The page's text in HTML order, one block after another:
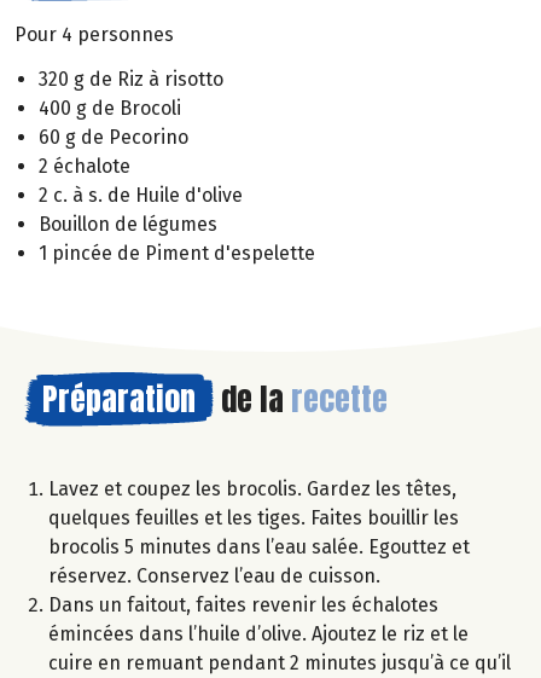
Pour 4 personnes
320 g de Riz à risotto
400 g de Brocoli
60 g de Pecorino
2 échalote
2 c. à s. de Huile d'olive
Bouillon de légumes
1 pincée de Piment d'espelette
Préparation de la recette
Lavez et coupez les brocolis. Gardez les têtes,
quelques feuilles et les tiges. Faites bouillir les
brocolis 5 minutes dans l’eau salée. Egouttez et
réservez. Conservez l’eau de cuisson.
Dans un faitout, faites revenir les échalotes
émincées dans l’huile d’olive. Ajoutez le riz et le
cuire en remuant pendant 2 minutes jusqu’à ce qu’il